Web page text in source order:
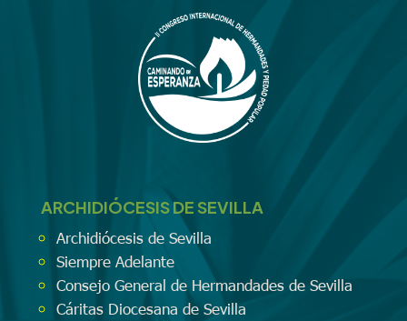
ARCHIDIÓCESIS DE SEVILLA
Archidiócesis de Sevilla
Siempre Adelante
Consejo General de Hermandades de Sevilla
Cáritas Diocesana de Sevilla